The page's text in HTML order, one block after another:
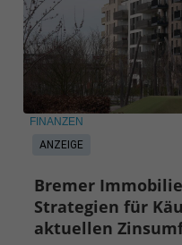
ANZEIGE
FINANZEN
Bremer
Strategien für
aktuellen